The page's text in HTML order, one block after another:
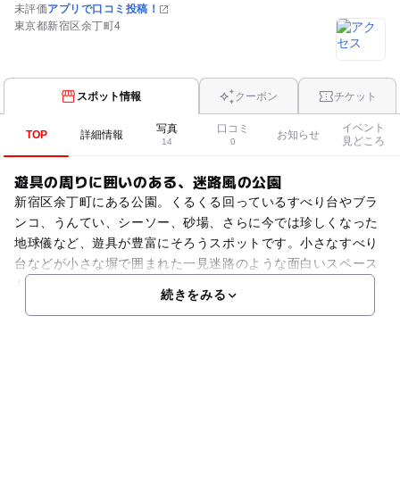
未評価アプリで口コミ投稿！
東京都新宿区余丁町4
スポット情報 クーポン チケット
TOP 詳細情報 写真
14
口コミ
0
お知らせ
イベント
見どころ
遊具の周りに囲いのある、迷路風の公園
新宿区余丁町にある公園。くるくる回っているすべり台やブラ
ンコ、うんてい、シーソー、砂場、さらに今では珍しくなった
地球儀など、遊具が豊富にそろうスポットです。小さなすべり
台などが小さな塀で囲まれた一見迷路のような面白いスペース
続きをみる